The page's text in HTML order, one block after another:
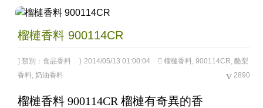
榴槤香料 900114CR
類別： 食品香料 2014/05/13 01:00:04 榴槤香料, 900114CR, 酪梨
香料, 奶油香料 2890
榴槤香料 900114CR 榴槤有奇異的香